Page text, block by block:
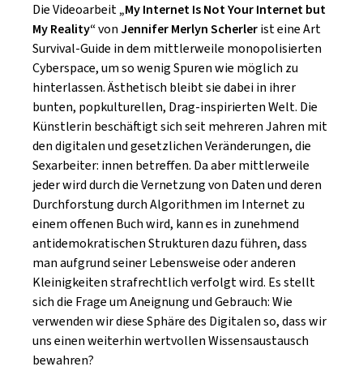
Die Videoarbeit„My Internet Is Not Your Internet but
My Reality“vonJennifer Merlyn Scherlerist eine Art
Survival-Guide in dem mittlerweile monopolisierten
Cyberspace, um so wenig Spuren wie möglich zu
hinterlassen. Ästhetisch bleibt sie dabei in ihrer
bunten, popkulturellen, Drag-inspirierten Welt. Die
Künstlerin beschäftigt sich seit mehreren Jahren mit
den digitalen und gesetzlichen Veränderungen, die
Sexarbeiter: innen betreffen. Da aber mittlerweile
jeder wird durch die Vernetzung von Daten und deren
Durchforstung durch Algorithmen im Internet zu
einem offenen Buch wird, kann es in zunehmend
antidemokratischen Strukturen dazu führen, dass
man aufgrund seiner Lebensweise oder anderen
Kleinigkeiten strafrechtlich verfolgt wird. Es stellt
sich die Frage um Aneignung und Gebrauch: Wie
verwenden wir diese Sphäre des Digitalen so, dass wir
uns einen weiterhin wertvollen Wissensaustausch
bewahren?